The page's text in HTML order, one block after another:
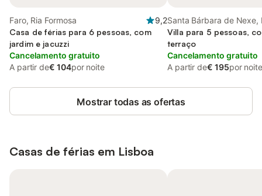
Faro, Ria Formosa
9,2
Casa de férias para 6 pessoas, com
jardim e jacuzzi
Cancelamento gratuito
A partir de€ 104por noite
Santa Bárbara de Nexe,
Villa para 5 pessoas,
terraço
Cancelamento gratuito
A partir de€ 195por noite
Mostrar todas as ofertas
Casas de férias em Lisboa